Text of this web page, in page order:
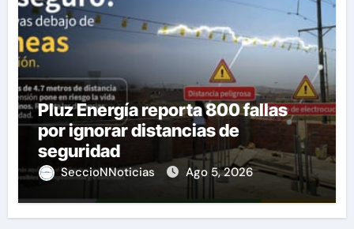
Pluz Energía reporta 800 fallas
por ignorar distancias de
seguridad
SeccioNNoticias Ago 5, 2026